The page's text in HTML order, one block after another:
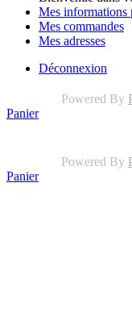
Mes informations
Mes commandes
Mes adresses
Déconnexion
Powered By
Panier
Powered By
Panier